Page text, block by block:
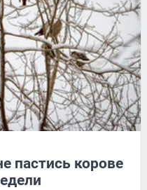
пастись корове